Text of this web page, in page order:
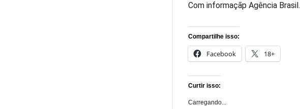
Com informaçãp Agência Brasil.
Compartilhe isso:
Facebook 18+
Curtir isso:
Carregando...